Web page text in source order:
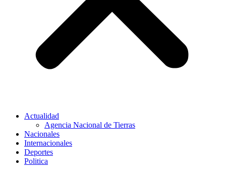
Actualidad
Agencia Nacional de Tierras
Nacionales
Internacionales
Deportes
Politica